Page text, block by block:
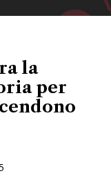
la
per